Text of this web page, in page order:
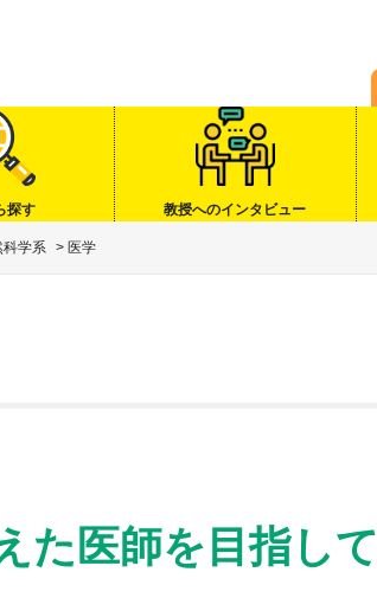
探す 教授へのインタビュー
科学系 > 医学
た医師を目指して